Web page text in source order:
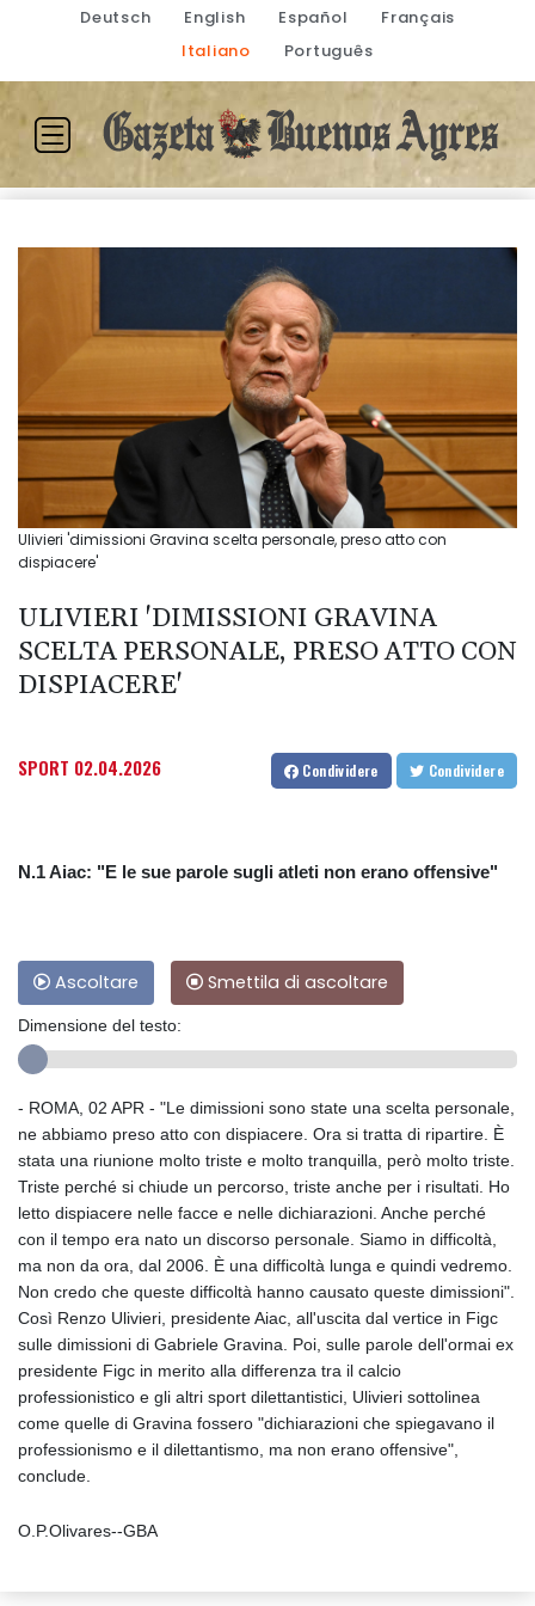
Deutsch English Español
Français
Italiano
Português
Ulivieri 'dimissioni Gravina scelta personale, preso atto con
dispiacere'
ULIVIERI 'DIMISSIONI GRAVINA
SCELTA PERSONALE, PRESO ATTO CON
DISPIACERE'
SPORT 02.04.2026 Condividere Condividere
N.1 Aiac: "E le sue parole sugli atleti non erano offensive"
Ascoltare Smettila di ascoltare
Dimensione del testo:
- ROMA, 02 APR - "Le dimissioni sono state una scelta personale,
ne abbiamo preso atto con dispiacere. Ora si tratta di ripartire. È
stata una riunione molto triste e molto tranquilla, però molto triste.
Triste perché si chiude un percorso, triste anche per i risultati. Ho
letto dispiacere nelle facce e nelle dichiarazioni. Anche perché
con il tempo era nato un discorso personale. Siamo in difficoltà,
ma non da ora, dal 2006. È una difficoltà lunga e quindi vedremo.
Non credo che queste difficoltà hanno causato queste dimissioni".
Così Renzo Ulivieri, presidente Aiac, all'uscita dal vertice in Figc
sulle dimissioni di Gabriele Gravina. Poi, sulle parole dell'ormai ex
presidente Figc in merito alla differenza tra il calcio
professionistico e gli altri sport dilettantistici, Ulivieri sottolinea
come quelle di Gravina fossero "dichiarazioni che spiegavano il
professionismo e il dilettantismo, ma non erano offensive",
conclude.
O.P.Olivares--GBA